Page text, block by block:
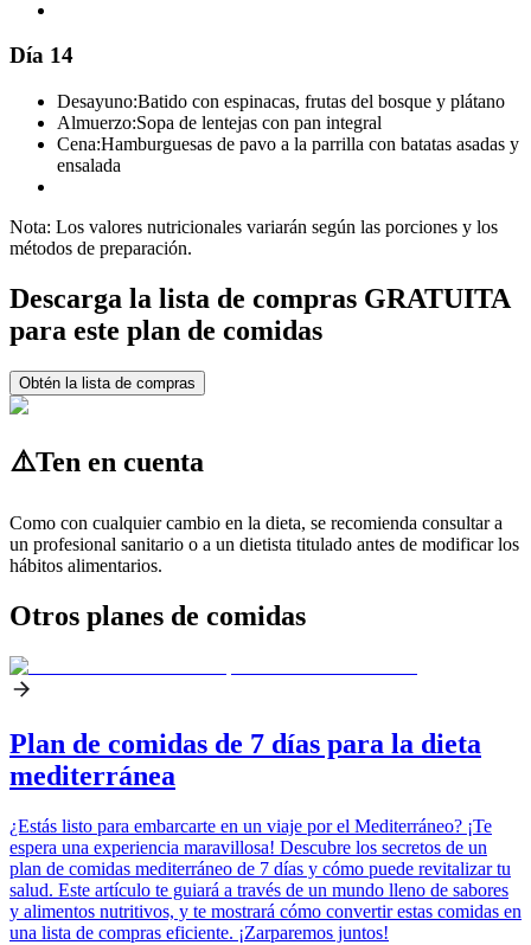
Día 14
Desayuno:Batido con espinacas, frutas del bosque y plátano
Almuerzo:Sopa de lentejas con pan integral
Cena:Hamburguesas de pavo a la parrilla con batatas asadas y
ensalada
Nota: Los valores nutricionales variarán según las porciones y los
métodos de preparación.
Descarga la lista de compras GRATUITA
para este plan de comidas
Obtén la lista de compras
⚠️Ten en cuenta
Como con cualquier cambio en la dieta, se recomienda consultar a
un profesional sanitario o a un dietista titulado antes de modificar los
hábitos alimentarios.
Otros planes de comidas
Plan de comidas de 7 días para la dieta
mediterránea
¿Estás listo para embarcarte en un viaje por el Mediterráneo? ¡Te
espera una experiencia maravillosa! Descubre los secretos de un
plan de comidas mediterráneo de 7 días y cómo puede revitalizar tu
salud. Este artículo te guiará a través de un mundo lleno de sabores
y alimentos nutritivos, y te mostrará cómo convertir estas comidas en
una lista de compras eficiente. ¡Zarparemos juntos!